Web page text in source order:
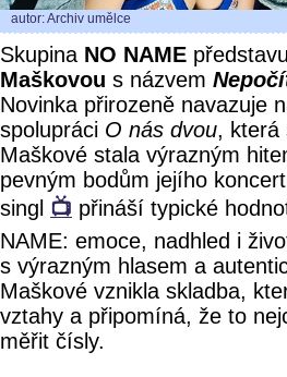
autor: Archiv umělce
Skupina NO NAME
Maškovou s názvem
Novinka přirozeně navazuje
spolupráci O nás dvou, která
Maškové stala výrazným
pevným bodům jejího
singl 📺 přináší typické
NAME: emoce, nadhled i
s výrazným hlasem a
Maškové vznikla skladba,
vztahy a připomíná, že to
měřit čísly.